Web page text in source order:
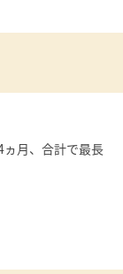
月、合計で最長